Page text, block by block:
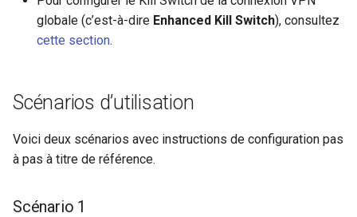
globale (c’est-à-dire Enhanced Kill Switch), consultez
cette section.
Scénarios d’utilisation
Voici deux scénarios avec instructions de configuration pas
à pas à titre de référence.
Scénario 1